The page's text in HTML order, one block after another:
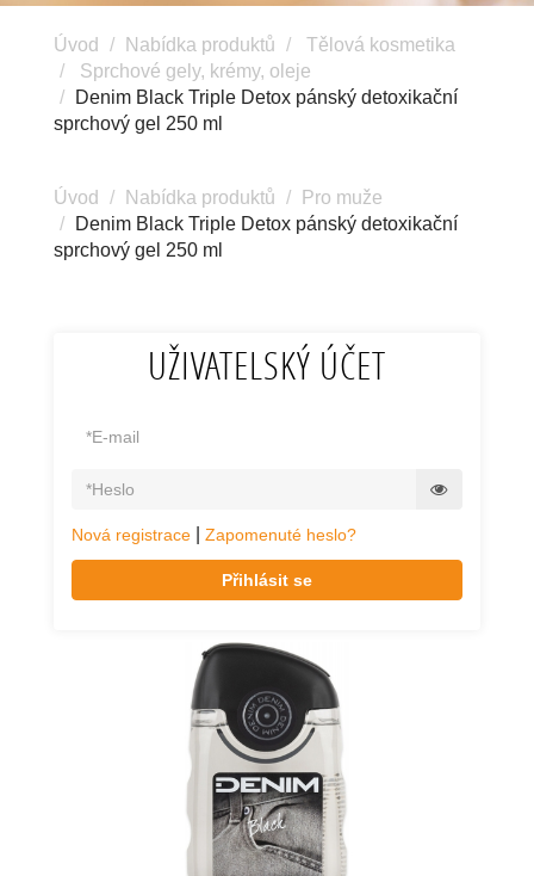
Úvod Nabídka produktů
Tělová kosmetika
Sprchové gely, krémy, oleje
Denim Black Triple Detox pánský detoxikační
sprchový gel 250 ml
Úvod Nabídka produktů
Pro muže
Denim Black Triple Detox pánský detoxikační
sprchový gel 250 ml
UŽIVATELSKÝ ÚČET
Nová registrace Zapomenuté heslo?
Přihlásit se